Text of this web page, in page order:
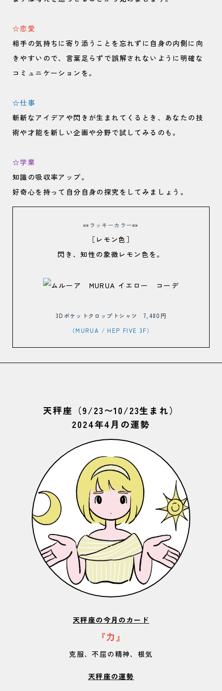
☆恋愛
相手の気持ちに寄り添うことを忘れずに自身の内側に向
きやすいので、言葉足らずで誤解されないように明確な
コミュニケーションを。
☆仕事
斬新なアイデアや閃きが生まれてくるとき、あなたの技
術や才能を新しい企画や分野で試してみるのも。
☆学業
知識の吸収率アップ。
好奇心を持って自分自身の探究をしてみましょう。
🍬 ラッキーカラー🍬
［レモン色］
閃き、知性の象徴レモン色を。
3Dポケットクロップトシャツ 7,480円
（MURUA / HEP FIVE 3F）
天秤座（9/23〜10/23生まれ）
2024年4月の運勢
天秤座の今月のカード
『力』
克服、不屈の精神、根気
天秤座の運勢